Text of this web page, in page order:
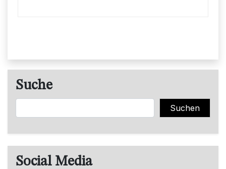
Suche
Suchen Suchen
Social Media